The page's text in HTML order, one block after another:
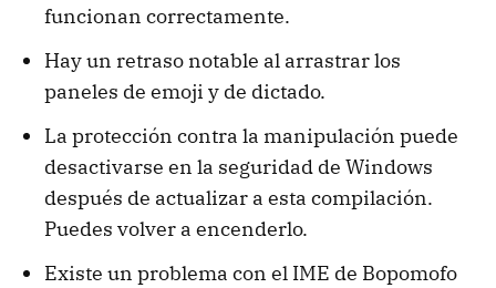
funcionan correctamente.
Hay un retraso notable al arrastrar los
paneles de emoji y de dictado.
La protección contra la manipulación puede
desactivarse en la seguridad de Windows
después de actualizar a esta compilación.
Puedes volver a encenderlo.
Existe un problema con el IME de Bopomofo